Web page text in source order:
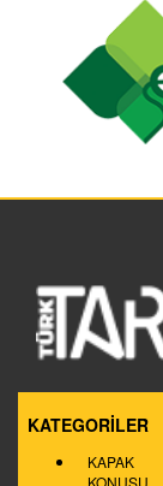
KATEGORİLER
KAPAK
KONUSU